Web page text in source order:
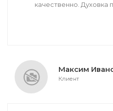
качественно. Духовка
Максим
Клиент